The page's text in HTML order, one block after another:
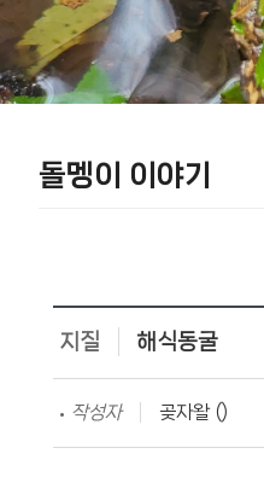
돌멩이 이야기
지질 해식동굴
작성자 곶자왈 ()